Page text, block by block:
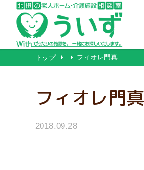
トップ フィオレ門真
フィオレ門真
2018.09.28